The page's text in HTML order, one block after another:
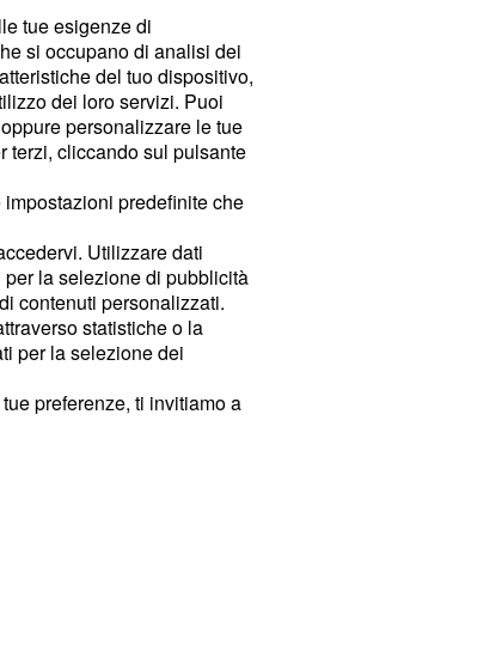
tue esigenze di
si occupano di analisi dei
del tuo dispositivo,
dei loro servizi. Puoi
personalizzare le tue
terzi, cliccando sul pulsante
predefinite che
Utilizzare dati
la selezione di pubblicità
contenuti personalizzati.
statistiche o la
per la selezione dei
preferenze, ti invitiamo a